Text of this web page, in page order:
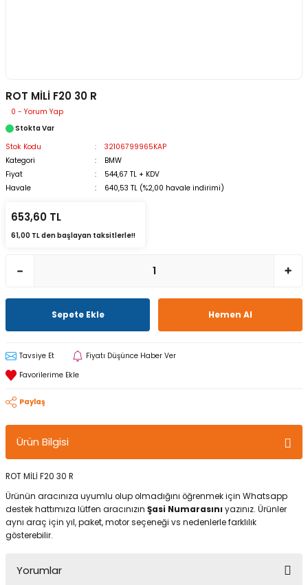
ROT MİLİ F20 30 R
0 - Yorum Yap
Stokta Var
Stok Kodu
32106799965KAP
Kategori
BMW
Fiyat
544,67 TL + KDV
Havale
640,53 TL (%2,00 havale indirimi)
653,60 TL
61,00 TL den başlayan taksitlerle!!
Sepete Ekle Hemen Al
Tavsiye Et Fiyatı Düşünce Haber Ver
Paylaş
Ürün Bilgisi
ROT MİLİ F20 30 R
Ürünün aracınıza uyumlu olup olmadığını öğrenmek için Whatsapp
destek hattımıza lütfen aracınızın Şasi Numarasını yazınız. Ürünler
aynı araç için yıl, paket, motor seçeneği vs nedenlerle farklılık
gösterebilir.
Yorumlar